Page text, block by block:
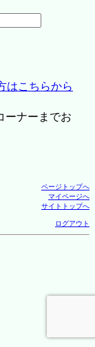
はこちらから
ーナーまでお
ページトップへ
マイページへ
サイトトップへ
ログアウト